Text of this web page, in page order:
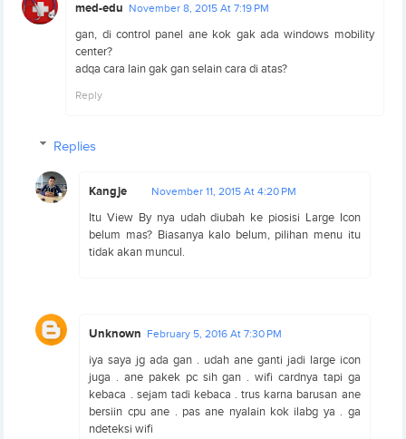
med-edu November 8, 2015 At 7:19 PM
gan, di control panel ane kok gak ada windows mobility
center?
adqa cara lain gak gan selain cara di atas?
Reply
Replies
Kangje November 11, 2015 At 4:20 PM
Itu View By nya udah diubah ke piosisi Large Icon
belum mas? Biasanya kalo belum, pilihan menu itu
tidak akan muncul.
Unknown February 5, 2016 At 7:30 PM
iya saya jg ada gan . udah ane ganti jadi large icon
juga . ane pakek pc sih gan . wifi cardnya tapi ga
kebaca . sejam tadi kebaca . trus karna barusan ane
bersiin cpu ane . pas ane nyalain kok ilabg ya . ga
ndeteksi wifi